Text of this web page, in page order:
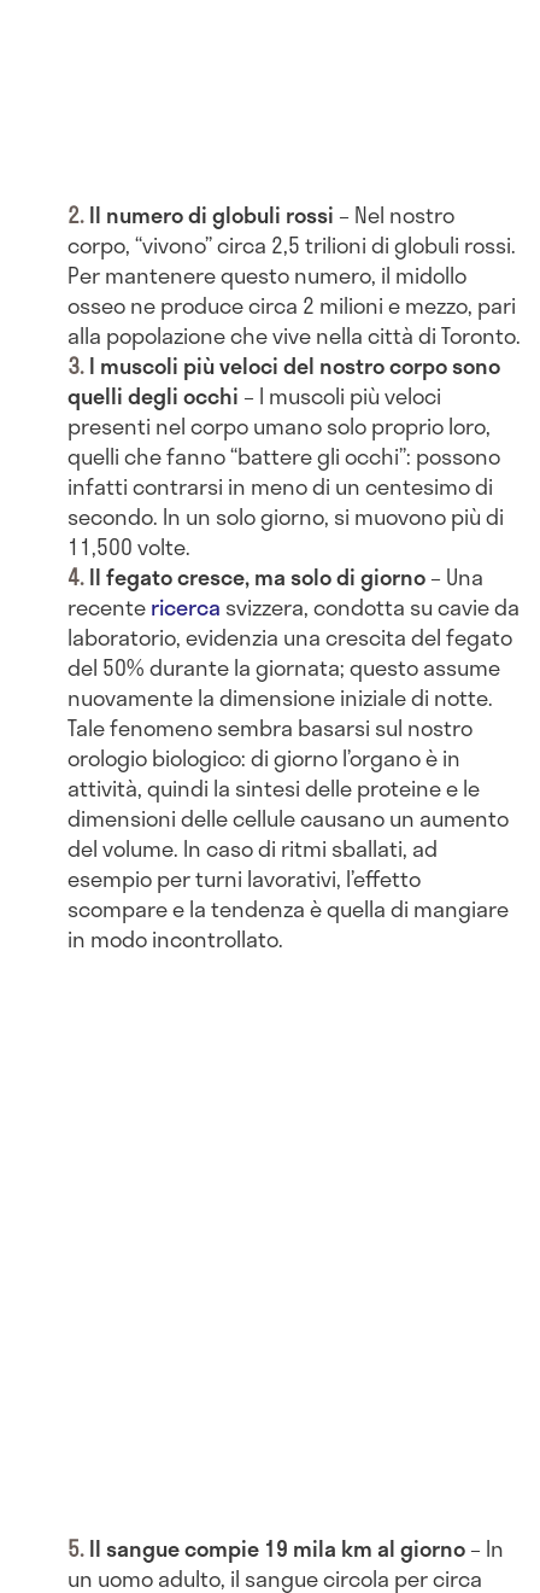
Il numero di globuli rossi – Nel nostro
corpo, “vivono” circa 2,5 trilioni di globuli rossi.
Per mantenere questo numero, il midollo
osseo ne produce circa 2 milioni e mezzo, pari
alla popolazione che vive nella città di Toronto.
I muscoli più veloci del nostro corpo sono
quelli degli occhi – I muscoli più veloci
presenti nel corpo umano solo proprio loro,
quelli che fanno “battere gli occhi”: possono
infatti contrarsi in meno di un centesimo di
secondo. In un solo giorno, si muovono più di
11,500 volte.
Il fegato cresce, ma solo di giorno– Una
recentericerca svizzera, condotta su cavie da
laboratorio, evidenzia una crescita del fegato
del 50% durante la giornata; questo assume
nuovamente la dimensione iniziale di notte.
Tale fenomeno sembra basarsi sul nostro
orologio biologico: di giorno l’organo è in
attività, quindi la sintesi delle proteine e le
dimensioni delle cellule causano un aumento
del volume. In caso di ritmi sballati, ad
esempio per turni lavorativi, l’effetto
scompare e la tendenza è quella di mangiare
in modo incontrollato.
Il sangue compie 19 mila km al giorno– In
un uomo adulto, il sangue circola per circa